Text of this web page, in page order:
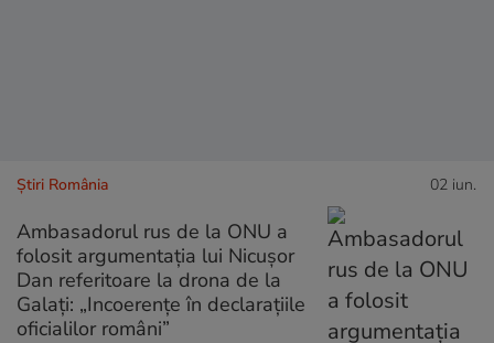
Știri România 02 iun.
Ambasadorul rus de la ONU a
folosit argumentația lui Nicușor
Dan referitoare la drona de la
Galați: „Incoerențe în declarațiile
oficialilor români”